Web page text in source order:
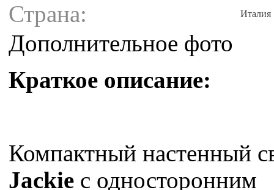
Страна: Италия
Дополнительное фото
Краткое описание:
Компактный настенный
Jackie с односторонним